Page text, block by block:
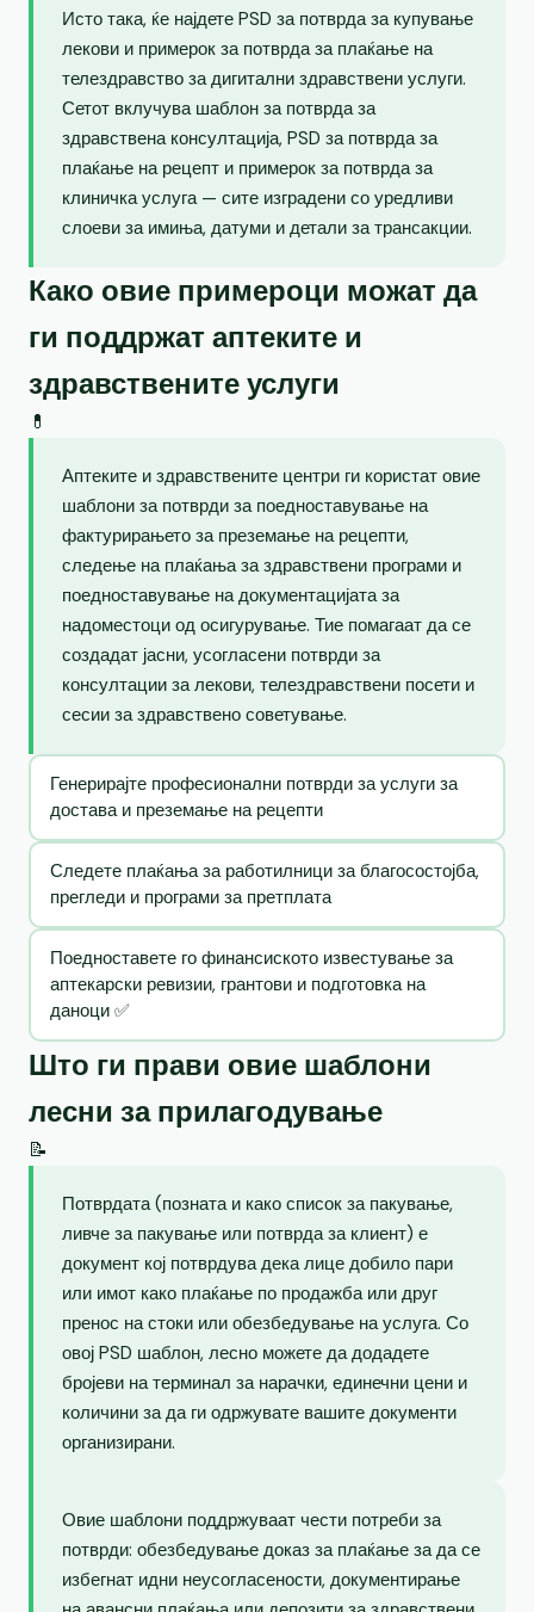
Исто така, ќе најдете PSD за потврда за купување
лекови и примерок за потврда за плаќање на
телездравство за дигитални здравствени услуги.
Сетот вклучува шаблон за потврда за
здравствена консултација, PSD за потврда за
плаќање на рецепт и примерок за потврда за
клиничка услуга — сите изградени со уредливи
слоеви за имиња, датуми и детали за трансакции.
Како овие примероци можат да
ги поддржат аптеките и
здравствените услуги
💊
Аптеките и здравствените центри ги користат овие
шаблони за потврди за поедноставување на
фактурирањето за преземање на рецепти,
следење на плаќања за здравствени програми и
поедноставување на документацијата за
надоместоци од осигурување. Тие помагаат да се
создадат јасни, усогласени потврди за
консултации за лекови, телездравствени посети и
сесии за здравствено советување.
Генерирајте професионални потврди за услуги за
достава и преземање на рецепти
Следете плаќања за работилници за благосостојба,
прегледи и програми за претплата
Поедноставете го финансиското известување за
аптекарски ревизии, грантови и подготовка на
даноци ✅
Што ги прави овие шаблони
лесни за прилагодување
📝
Потврдата (позната и како список за пакување,
ливче за пакување или потврда за клиент) е
документ кој потврдува дека лице добило пари
или имот како плаќање по продажба или друг
пренос на стоки или обезбедување на услуга. Со
овој PSD шаблон, лесно можете да додадете
бројеви на терминал за нарачки, единечни цени и
количини за да ги одржувате вашите документи
организирани.
Овие шаблони поддржуваат чести потреби за
потврди: обезбедување доказ за плаќање за да се
избегнат идни неусогласености, документирање